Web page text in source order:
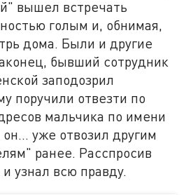
вышел встречать
голым и, обнимая,
дома. Были и другие
бывший сотрудник
заподозрил
поручили отвезти по
мальчика по имени
уже отвозил другим
ранее. Расспросив
узнал всю правду.